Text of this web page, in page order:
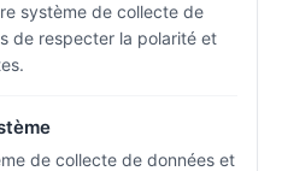
système de collecte de
de respecter la polarité et
de collecte de données et